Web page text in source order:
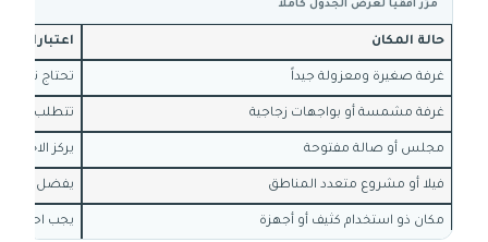
مرّر أفقياً لعرض الجدول كاملاً
حالة المكان اعتبارات
غرفة صغيرة ومعزولة جيداً تحتاج
غرفة مشمسة أو بواجهات زجاجية تتطلب
مجلس أو صالة مفتوحة يركز
فيلا أو مشروع متعدد المناطق يفضل دراسة
مكان ذو استخدام كثيف أو أجهزة يجب احتساب